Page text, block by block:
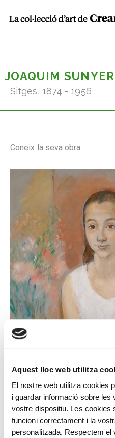
Aquest lloc web utilitza
El nostre web utilitza cookies
i guardar informació sobre les
vostre dispositiu. Les cookies
funcioni correctament i la
personalitzada. Respectem
Menú
JOAQUIM SUNYER
Sitges, 1874 - 1956
Coneix la seva obra